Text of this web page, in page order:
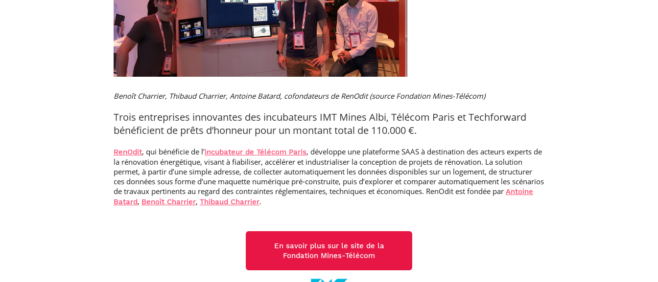
Benoît Charrier, Thibaud Charrier, Antoine Batard, cofondateurs de RenOdit (source Fondation Mines-Télécom)
Trois entreprises innovantes des incubateurs IMT Mines Albi, Télécom Paris et Techforward
bénéficient de prêts d’honneur pour un montant total de 110.000 €.
RenOdit, qui bénéficie de l’incubateur de Télécom Paris, développe une plateforme SAAS à destination des acteurs experts de
la rénovation énergétique, visant à fiabiliser, accélérer et industrialiser la conception de projets de rénovation. La solution
permet, à partir d’une simple adresse, de collecter automatiquement les données disponibles sur un logement, de structurer
ces données sous forme d’une maquette numérique pré-construite, puis d’explorer et comparer automatiquement les scénarios
de travaux pertinents au regard des contraintes réglementaires, techniques et économiques. RenOdit est fondée par Antoine
Batard, Benoît Charrier, Thibaud Charrier.
En savoir plus sur le site de la
Fondation Mines-Télécom